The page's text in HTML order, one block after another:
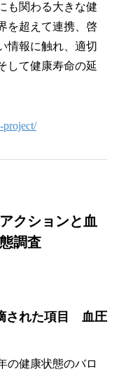
も関わる大きな健
を超えて連携、啓
情報に触れ、適切
して健康寿命の延
project/
クションと血
調査
れた項目 血圧
の健康状態のバロ